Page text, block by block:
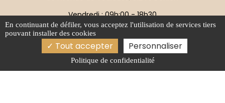
Vendredi : 09h:00 - 18h30
pro.new.hair@orange.fr
05 61 35 76 02
En continuant de défiler, vous acceptez l'utilisation de services tiers
pouvant installer des cookies
Tout accepter Personnaliser
Politique de confidentialité